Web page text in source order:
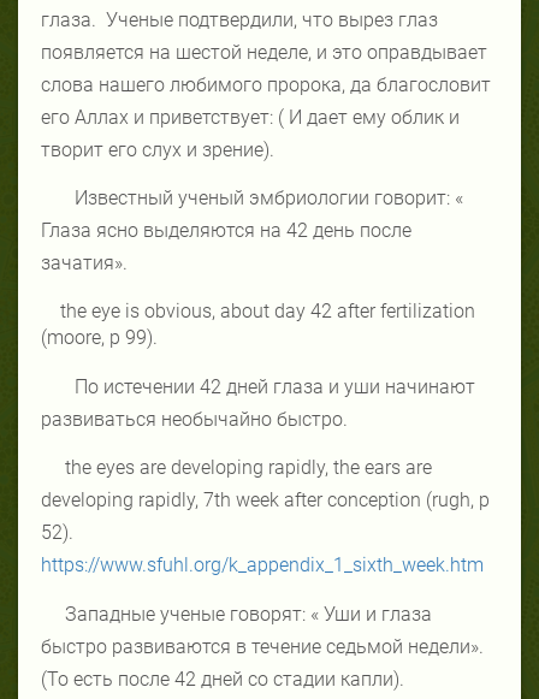
глаза. Ученые подтвердили, что вырез глаз
появляется на шестой неделе, и это оправдывает
слова нашего любимого пророка, да благословит
его Аллах и приветствует: ( И дает ему облик и
творит его слух и зрение).
Известный ученый эмбриологии говорит: «
Глаза ясно выделяются на 42 день после
зачатия».
the eye is obvious, about day 42 after fertilization
(moore, p 99).
По истечении 42 дней глаза и уши начинают
развиваться необычайно быстро.
the eyes are developing rapidly, the ears are
developing rapidly, 7th week after conception (rugh, p
52).
https://www.sfuhl.org/k_appendix_1_sixth_week.htm
Западные ученые говорят: « Уши и глаза
быстро развиваются в течение седьмой недели».
(То есть после 42 дней со стадии капли).